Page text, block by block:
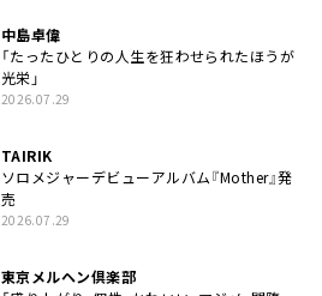
中島卓偉
「たったひとりの人生を狂わせられたほうが
光栄」
2026.07.29
TAIRIK
ソロメジャーデビューアルバム『Mother』発
売
2026.07.29
東京メルヘン倶楽部